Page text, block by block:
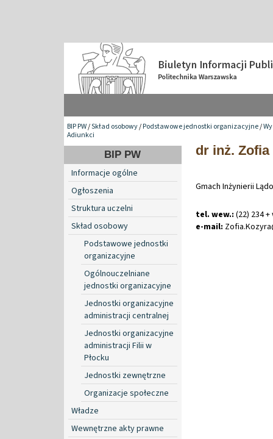
BIP PW/Skład osobowy/Podstawowe jednostki organizacyjne/
Adiunkci
BIP PW
Informacje ogólne
Ogłoszenia
Struktura uczelni
Skład osobowy
Podstawowe jednostki
organizacyjne
Ogólnouczelniane
jednostki organizacyjne
Jednostki organizacyjne
administracji centralnej
Jednostki organizacyjne
administracji Filii w
Płocku
Jednostki zewnętrzne
Organizacje społeczne
Władze
Wewnętrzne akty prawne
dr inż.
Gmach Inżynierii
tel. wew.: (22) 234
e-mail: Zofia.